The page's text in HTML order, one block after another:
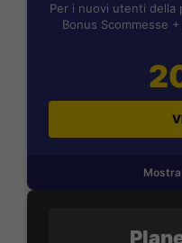
Per i nuovi utenti della
Bonus Scommesse